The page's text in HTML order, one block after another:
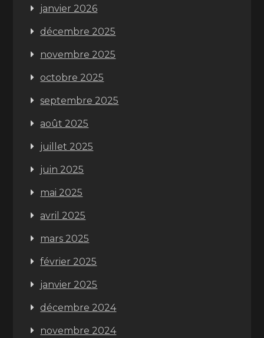
janvier 2026
décembre 2025
novembre 2025
octobre 2025
septembre 2025
août 2025
juillet 2025
juin 2025
mai 2025
avril 2025
mars 2025
février 2025
janvier 2025
décembre 2024
novembre 2024